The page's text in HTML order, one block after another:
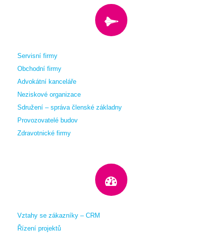
Servisní firmy
Obchodní firmy
Advokátní kanceláře
Neziskové organizace
Sdružení – správa členské základny
Provozovatelé budov
Zdravotnické firmy
Vztahy se zákazníky – CRM
Řízení projektů